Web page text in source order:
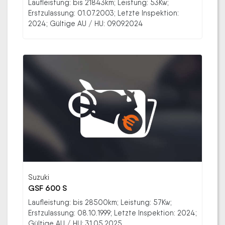
Laufleistung: bis 21843km; Leistung: 53Kw;
Erstzulassung: 01.07.2003; Letzte Inspektion:
2024; Gültige AU / HU: 09.09.2024
Suzuki
GSF 600 S
Laufleistung: bis 28500km; Leistung: 57Kw;
Erstzulassung: 08.10.1999; Letzte Inspektion: 2024;